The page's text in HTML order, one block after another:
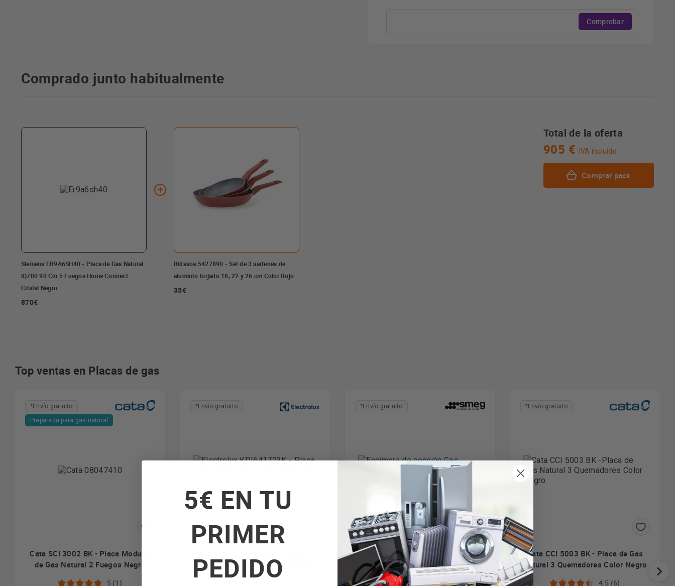
Comprobar
Comprado junto habitualmente
Siemens ER9A6SH40 - Placa de Gas Natural
iQ700 90 Cm 5 Fuegos Home Connect
Cristal Negro
870€
Bidasoa 5427890 - Set de 3 sartenes de
aluminio forjado 18, 22 y 26 cm Color Rojo
35€
Total de la oferta
905 € IVA incluido
Comprar pack
Top ventas en Placas de gas
*Envío gratuito
Preparada para gas natural
Cata SCI 3002 BK - Placa Modular
de Gas Natural 2 Fuegos Negra
5 (1)
*Envío gratuito
mixta Inducción y Gas Natural de 2
fuegos
*Envío gratuito
SMEG SRV576GH5 - Encimera de
cocción Gas 70/75Cm 6 zonas
Acero Inoxidable
*Envío gratuito
Cata CCI 5003 BK - Placa de Gas
Natural 3 Quemadores Color Negro
4.5 (6)
5€ EN TU
PRIMER
PEDIDO